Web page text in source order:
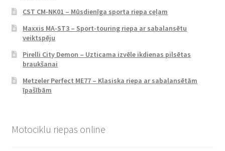
CST CM-NK01 – Mūsdienīga sporta riepa ceļam
Maxxis MA-ST3 – Sport-touring riepa ar sabalansētu
veiktspēju
Pirelli City Demon – Uzticama izvēle ikdienas pilsētas
braukšanai
Metzeler Perfect ME77 – Klasiska riepa ar sabalansētām
īpašībām
Motociklu riepas online